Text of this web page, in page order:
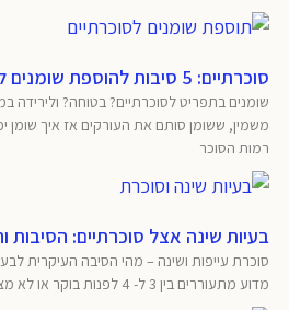
סוכרתיים: 5 סיבות להוספת שומנים לתפריט
שומנים בתפריט לסוכרתיים? בטוחה? ולירידה
משמין, ששומן סותם את העורקים אז איך שומן
רמות הסוכר
בעיות שינה אצל סוכרתיים: הסיבות
סוכרת עייפות ושינה – מהי הסיבה העיקרית
מדוע מתעוררים בין 3 ל- 4 לפנות בוקר או לא מצליחים להירדם? ומה